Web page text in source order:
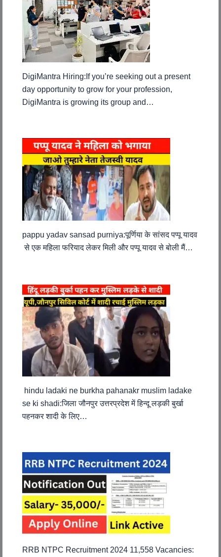
DigiMantra Hiring:If you’re seeking out a present
day opportunity to grow for your profession,
DigiMantra is growing its group and…
pappu yadav sansad purniya:पूर्णिया के सांसद पप्पू यादव
से एक महिला फरियाद लेकर मिली और पप्पू यादव से बोली मैं…
hindu ladaki ne burkha pahanakr muslim ladake
se ki shadi:जिला जौनपुर उत्तरप्रदेश में हिन्दू लड़की बुर्खा
पहनकर शादी के लिए…
RRB NTPC Recruitment 2024 11,558 Vacancies: